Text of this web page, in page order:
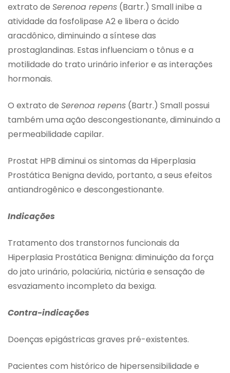
extrato de Serenoa repens (Bartr.) Small inibe a
atividade da fosfolipase A2 e libera o ácido
aracdônico, diminuindo a síntese das
prostaglandinas. Estas influenciam o tônus e a
motilidade do trato urinário inferior e as interações
hormonais.
O extrato de Serenoa repens (Bartr.) Small possui
também uma ação descongestionante, diminuindo a
permeabilidade capilar.
Prostat HPB diminui os sintomas da Hiperplasia
Prostática Benigna devido, portanto, a seus efeitos
antiandrogênico e descongestionante.
Indicações
Tratamento dos transtornos funcionais da
Hiperplasia Prostática Benigna: diminuição da força
do jato urinário, polaciúria, nictúria e sensação de
esvaziamento incompleto da bexiga.
Contra-indicações
Doenças epigástricas graves pré-existentes.
Pacientes com histórico de hipersensibilidade e